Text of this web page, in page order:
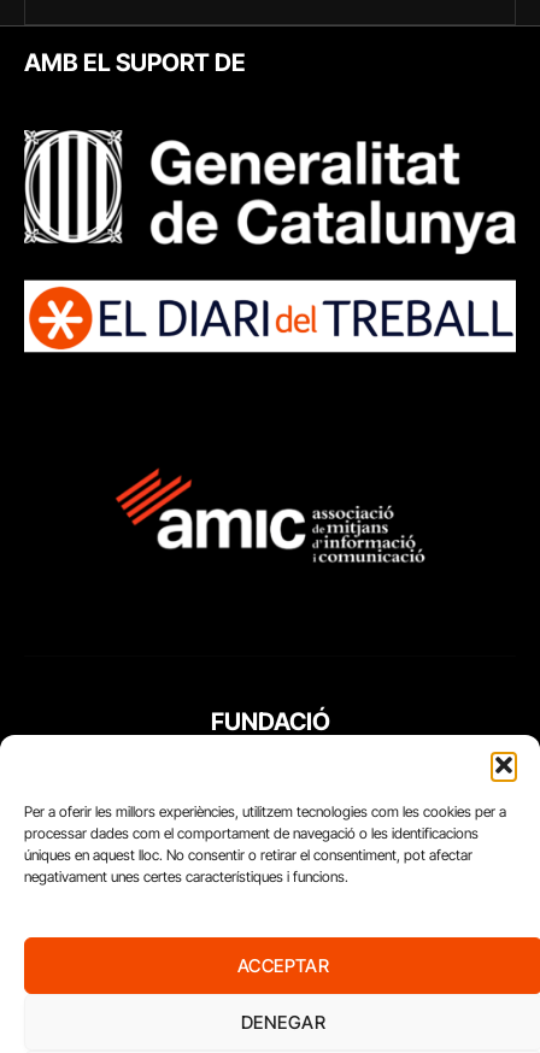
Per a oferir les millors experiències, utilitzem tecnologies com les cookies per a
processar dades com el comportament de navegació o les identificacions
úniques en aquest lloc. No consentir o retirar el consentiment, pot afectar
negativament unes certes característiques i funcions.
ACCEPTAR
DENEGAR
AMB EL SUPORT DE
FUNDACIÓ